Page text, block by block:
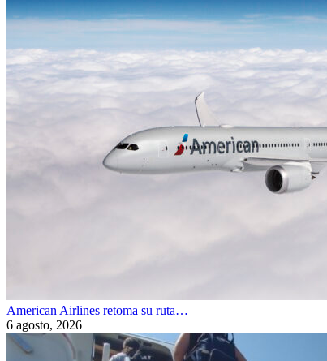
American Airlines retoma su ruta…
6 agosto, 2026